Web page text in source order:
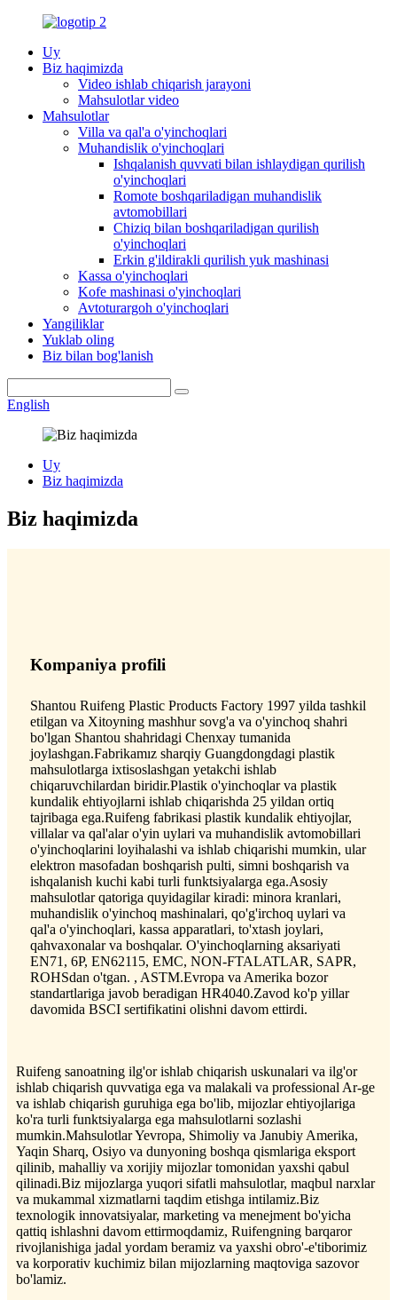
Uy
Biz haqimizda
Video ishlab chiqarish jarayoni
Mahsulotlar video
Mahsulotlar
Villa va qal'a o'yinchoqlari
Muhandislik o'yinchoqlari
Ishqalanish quvvati bilan ishlaydigan qurilish
o'yinchoqlari
Romote boshqariladigan muhandislik
avtomobillari
Chiziq bilan boshqariladigan qurilish
o'yinchoqlari
Erkin g'ildirakli qurilish yuk mashinasi
Kassa o'yinchoqlari
Kofe mashinasi o'yinchoqlari
Avtoturargoh o'yinchoqlari
Yangiliklar
Yuklab oling
Biz bilan bog'lanish
English
Uy
Biz haqimizda
Biz haqimizda
Kompaniya profili
Shantou Ruifeng Plastic Products Factory 1997 yilda tashkil
etilgan va Xitoyning mashhur sovg'a va o'yinchoq shahri
bo'lgan Shantou shahridagi Chenxay tumanida
joylashgan.Fabrikamız sharqiy Guangdongdagi plastik
mahsulotlarga ixtisoslashgan yetakchi ishlab
chiqaruvchilardan biridir.Plastik o'yinchoqlar va plastik
kundalik ehtiyojlarni ishlab chiqarishda 25 yildan ortiq
tajribaga ega.Ruifeng fabrikasi plastik kundalik ehtiyojlar,
villalar va qal'alar o'yin uylari va muhandislik avtomobillari
o'yinchoqlarini loyihalashi va ishlab chiqarishi mumkin, ular
elektron masofadan boshqarish pulti, simni boshqarish va
ishqalanish kuchi kabi turli funktsiyalarga ega.Asosiy
mahsulotlar qatoriga quyidagilar kiradi: minora kranlari,
muhandislik o'yinchoq mashinalari, qo'g'irchoq uylari va
qal'a o'yinchoqlari, kassa apparatlari, to'xtash joylari,
qahvaxonalar va boshqalar. O'yinchoqlarning aksariyati
EN71, 6P, EN62115, EMC, NON-FTALATLAR, SAPR,
ROHSdan o'tgan. , ASTM.Evropa va Amerika bozor
standartlariga javob beradigan HR4040.Zavod ko'p yillar
davomida BSCI sertifikatini olishni davom ettirdi.
Ruifeng sanoatning ilg'or ishlab chiqarish uskunalari va ilg'or
ishlab chiqarish quvvatiga ega va malakali va professional Ar-ge
va ishlab chiqarish guruhiga ega bo'lib, mijozlar ehtiyojlariga
ko'ra turli funktsiyalarga ega mahsulotlarni sozlashi
mumkin.Mahsulotlar Yevropa, Shimoliy va Janubiy Amerika,
Yaqin Sharq, Osiyo va dunyoning boshqa qismlariga eksport
qilinib, mahalliy va xorijiy mijozlar tomonidan yaxshi qabul
qilinadi.Biz mijozlarga yuqori sifatli mahsulotlar, maqbul narxlar
va mukammal xizmatlarni taqdim etishga intilamiz.Biz
texnologik innovatsiyalar, marketing va menejment bo'yicha
qattiq ishlashni davom ettirmoqdamiz, Ruifengning barqaror
rivojlanishiga jadal yordam beramiz va yaxshi obro'-e'tiborimiz
va korporativ kuchimiz bilan mijozlarning maqtoviga sazovor
bo'lamiz.